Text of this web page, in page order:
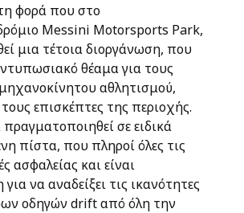
φορά που στο
Messini Motorsports Park,
μια τέτοια διοργάνωση, που
θέαμα για τους
αθλητισμού,
επισκέπτες της περιοχής.
σε ειδικά
πίστα, που πληροί όλες τις
ασφαλείας και είναι
να αναδείξει τις ικανότητες
οδηγών drift από όλη την